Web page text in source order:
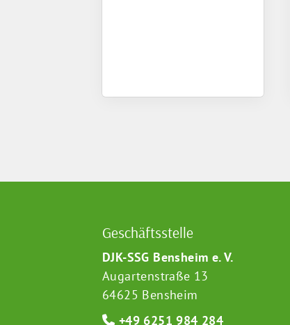
Geschäftsstelle
DJK-SSG Bensheim e. V.
Augartenstraße 13
64625 Bensheim
+49 6251 984 284